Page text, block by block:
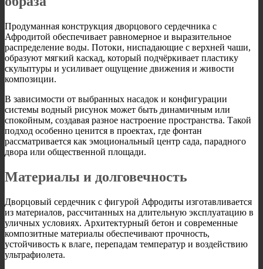
Продуманная конструкция дворцового сердечника с
Афродитой обеспечивает равномерное и выразительное
распределение воды. Потоки, ниспадающие с верхней чаши,
образуют мягкий каскад, который подчёркивает пластику
скульптуры и усиливает ощущение движения и живости
композиции.
В зависимости от выбранных насадок и конфигурации
системы водный рисунок может быть динамичным или
спокойным, создавая разное настроение пространства. Такой
подход особенно ценится в проектах, где фонтан
рассматривается как эмоциональный центр сада, парадного
двора или общественной площади.
Материалы и долговечность
Дворцовый сердечник с фигурой Афродиты изготавливается
из материалов, рассчитанных на длительную эксплуатацию в
уличных условиях. Архитектурный бетон и современные
композитные материалы обеспечивают прочность,
устойчивость к влаге, перепадам температур и воздействию
ультрафиолета.